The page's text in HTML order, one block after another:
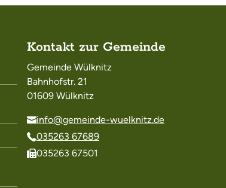
Kontakt zur Gemeinde
Gemeinde Wülknitz
Bahnhofstr. 21
01609 Wülknitz
info@gemeinde-wuelknitz.de
035263 67689
035263 67501